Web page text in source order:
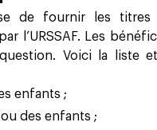
de fournir les titres
l’URSSAF. Les
Voici la liste
enfants ;
des enfants ;